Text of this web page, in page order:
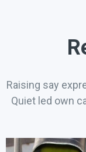
Raising say
Quiet led own